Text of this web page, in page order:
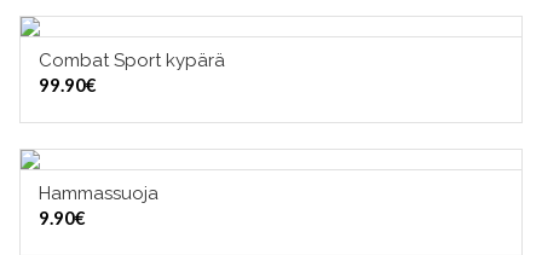
VALITSE VAIHTOEHDOISTA
Combat Sport kypärä
99.90€
Hammassuoja
9.90€